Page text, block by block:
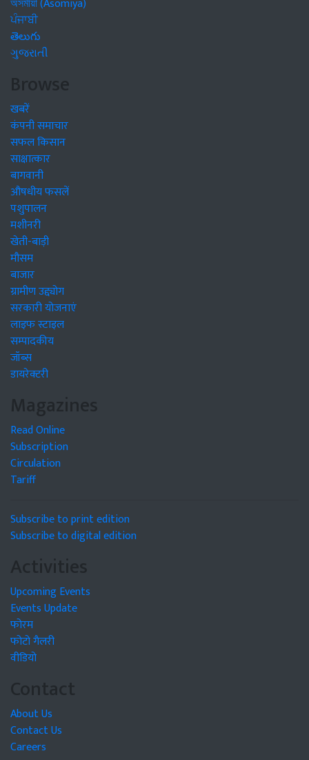
ਪੰਜਾਬੀ
తెలుగు
ગુજરાતી
Browse
खबरें
कंपनी समाचार
सफल किसान
साक्षात्कार
बागवानी
औषधीय फसलें
पशुपालन
मशीनरी
खेती-बाड़ी
मौसम
बाजार
ग्रामीण उद्द्योग
सरकारी योजनाएं
लाइफ स्टाइल
सम्पादकीय
जॉब्स
डायरेक्टरी
Magazines
Read Online
Subscription
Circulation
Tariff
Subscribe to print edition
Subscribe to digital edition
Activities
Upcoming Events
Events Update
फोरम
फोटो गैलरी
वीडियो
Contact
About Us
Contact Us
Careers